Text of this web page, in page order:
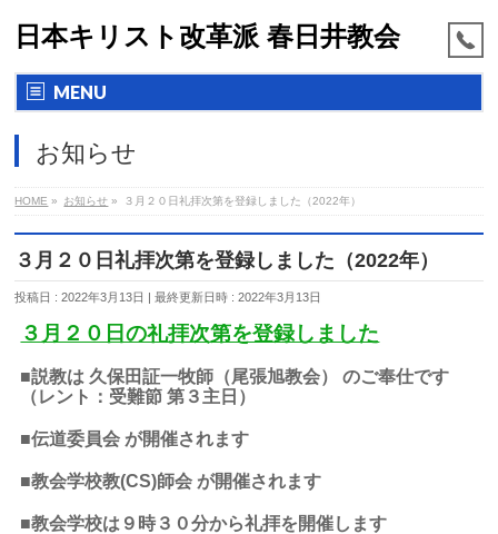
日本キリスト改革派 春日井教会
MENU
お知らせ
HOME » お知らせ » ３月２０日礼拝次第を登録しました（2022年）
３月２０日礼拝次第を登録しました（2022年）
投稿日 : 2022年3月13日 最終更新日時 : 2022年3月13日
３月２０日の礼拝次第を登録しました
■説教は 久保田証一牧師（尾張旭教会） のご奉仕です
（レント：受難節 第３主日）
■伝道委員会 が開催されます
■教会学校教(CS)師会 が開催されます
■教会学校は９時３０分から礼拝を開催します